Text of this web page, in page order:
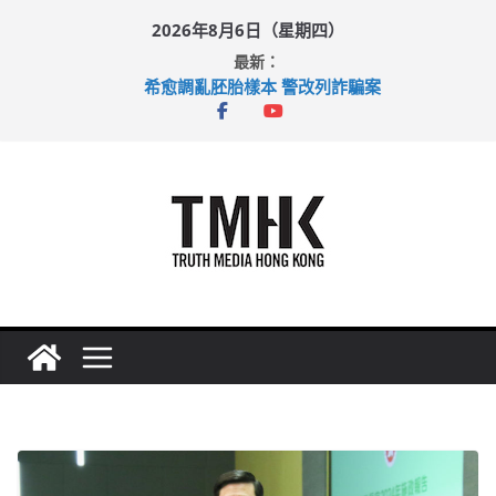
2026年8月6日（星期四）
最新：
希愈調亂胚胎樣本 警改列詐騙案
足球盛會次場激戰 祖雲達斯挫車路士